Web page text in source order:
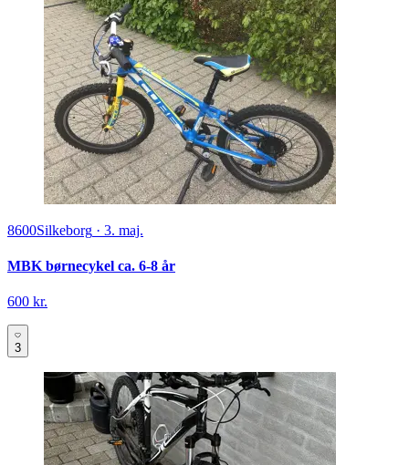
8600Silkeborg · 3. maj.
MBK børnecykel ca. 6-8 år
600 kr.
3